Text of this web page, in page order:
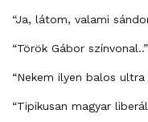
“Ja, látom, valami
“Török Gábor színvonal..”
“Nekem ilyen balos
“Tipikusan magyar